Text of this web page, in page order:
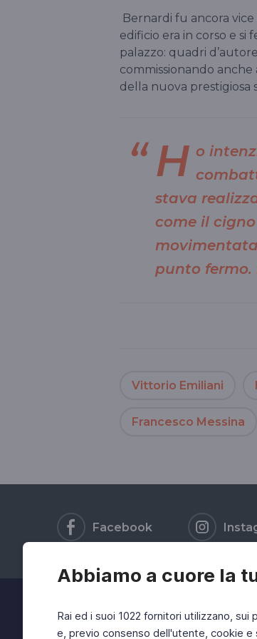
Abbiamo a cuore la
Rai ed i suoi 1022 fornitori utilizzano,
e, previo consenso dell'utente, cookie
Bernardi fu ancora
edificio era in corso e
palazzo: quadri
commissionando
della nuova prestigiosa
H o
stava
come il
movimentata
punto fermo.
Vittorio Emiliani
Francesco Messina
Facebook